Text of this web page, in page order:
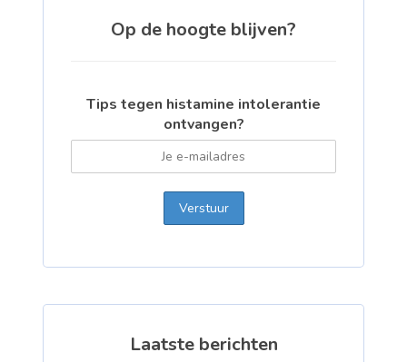
Op de hoogte blijven?
Tips tegen histamine intolerantie
ontvangen?
Laatste berichten